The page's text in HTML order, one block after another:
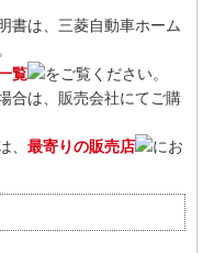
書は、三菱自動車ホーム
覧
をご覧ください。
合は、販売会社にてご購
、 最寄りの販売店
にお